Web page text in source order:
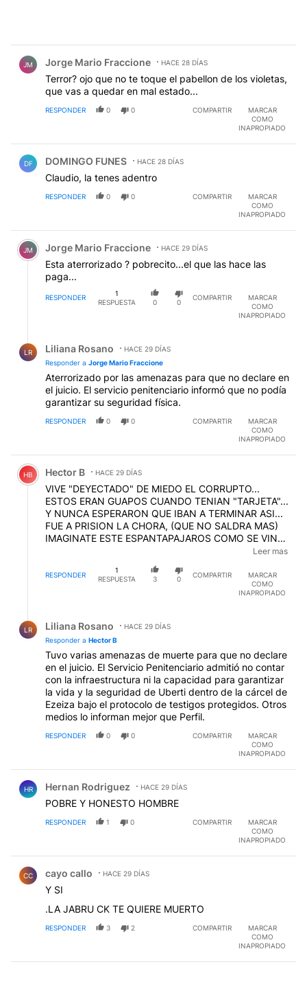
JM Jorge Mario Fraccione HACE 28 DÍAS
Terror? ojo que no te toque el pabellon de los violetas,
que vas a quedar en mal estado...
RESPONDER 0 0 COMPARTIR
MARCAR
COMO
INAPROPIADO
DF DOMINGO FUNES HACE 28 DÍAS
Claudio, la tenes adentro
RESPONDER 0 0 COMPARTIR
MARCAR
COMO
INAPROPIADO
Comentario de Jorge Mario Fraccione.
JM Jorge Mario Fraccione HACE 29 DÍAS
Esta aterrorizado ? pobrecito...el que las hace las
paga...
RESPONDER
1
RESPUESTA
0 0
COMPARTIR
MARCAR
COMO
INAPROPIADO
LR Liliana Rosano
HACE 29 DÍAS
Responder a Jorge Mario Fraccione
Aterrorizado por las amenazas para que no declare en
el juicio. El servicio penitenciario informó que no podía
garantizar su seguridad física.
RESPONDER 0 0 COMPARTIR
MARCAR
COMO
INAPROPIADO
Comentario de Hector B.
HB Hector B HACE 29 DÍAS
VIVE "DEYECTADO" DE MIEDO EL CORRUPTO...
ESTOS ERAN GUAPOS CUANDO TENIAN "TARJETA"...
Y NUNCA ESPERARON QUE IBAN A TERMINAR ASI...
FUE A PRISION LA CHORA, (QUE NO SALDRA MAS)
IMAGINATE ESTE ESPANTAPAJAROS COMO SE VINO
Leer mas
RESPONDER
1
RESPUESTA
3 0
COMPARTIR
MARCAR
COMO
INAPROPIADO
LR Liliana Rosano
HACE 29 DÍAS
Responder a Hector B
Tuvo varias amenazas de muerte para que no declare
en el juicio. El Servicio Penitenciario admitió no contar
con la infraestructura ni la capacidad para garantizar
la vida y la seguridad de Uberti dentro de la cárcel de
Ezeiza bajo el protocolo de testigos protegidos. Otros
medios lo informan mejor que Perfil.
RESPONDER 0 0 COMPARTIR
MARCAR
COMO
INAPROPIADO
HR Hernan Rodriguez HACE 29 DÍAS
POBRE Y HONESTO HOMBRE
RESPONDER 1 0 COMPARTIR
MARCAR
COMO
INAPROPIADO
CC cayo callo HACE 29 DÍAS
Y SI
.LA JABRU CK TE QUIERE MUERTO
RESPONDER 3 2 COMPARTIR
MARCAR
COMO
INAPROPIADO